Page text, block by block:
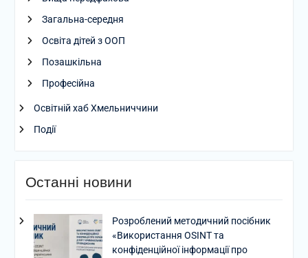
Загальна-середня
Освіта дітей з ООП
Позашкільна
Професійна
Освітній хаб Хмельниччини
Події
Останні новини
Розроблений методичний посібник
«Використання OSINT та
конфіденційної інформації про